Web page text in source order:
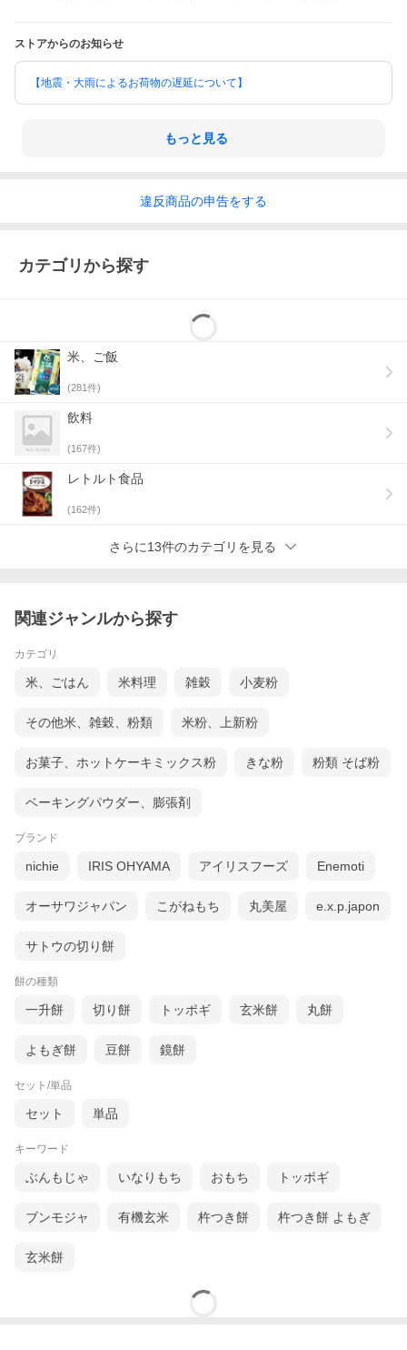
ストアからのお知らせ
【地震・大雨によるお荷物の遅延について】
もっと見る
違反商品の申告をする
カテゴリから探す
米、ご飯
(281件)
飲料
(167件)
レトルト食品
(162件)
さらに13件のカテゴリを見る
関連ジャンルから探す
カテゴリ
米、ごはん 米料理 雑穀 小麦粉
その他米、雑穀、粉類 米粉、上新粉
お菓子、ホットケーキミックス粉 きな粉 粉類 そば粉
ベーキングパウダー、膨張剤
ブランド
nichie IRIS OHYAMA アイリスフーズ Enemoti
オーサワジャパン こがねもち 丸美屋 e.x.p.japon
サトウの切り餅
餅の種類
一升餅 切り餅 トッポギ 玄米餅 丸餅
よもぎ餅 豆餅 鏡餅
セット/単品
セット 単品
キーワード
ぶんもじゃ いなりもち おもち トッポギ
ブンモジャ 有機玄米 杵つき餅 杵つき餅 よもぎ
玄米餅